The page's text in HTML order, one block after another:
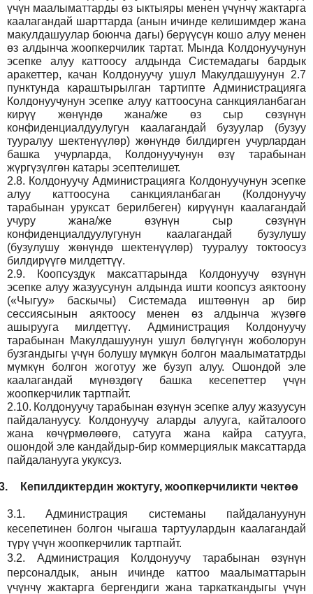
үчүн маалыматтарды өз ыктыяры менен үчүнчү жактарга
каалагандай шарттарда (анын ичинде келишимдер жана
макулдашуулар боюнча дагы) берүүсүн кошо алуу менен
өз алдынча жоопкерчилик тартат. Мында Колдонуучунун
эсепке алуу каттоосу алдында Системадагы бардык
аракеттер, качан Колдонуучу ушул Макулдашуунун 2.7
пунктунда караштырылган тартипте Администрацияга
Колдонуучунун эсепке алуу каттоосуна санкцияланбаган
кирүү жөнүндө жана/же өз сыр сөзүнүн
конфиденциалдуулугун каалагандай бузуулар (бузуу
тууралуу шектенүүлөр) жөнүндө билдирген учурлардан
башка учурларда, Колдонуучунун өзү тарабынан
жүргүзүлгөн катары эсептелишет.
2.8. Колдонуучу Администрацияга Колдонуучунун эсепке
алуу каттоосуна санкцияланбаган (Колдонуучу
тарабынан уруксат берилбеген) кирүүнүн каалагандай
учуру жана/же өзүнүн сыр сөзүнүн
конфиденциалдуулугунун каалагандай бузулушу
(бузулушу жөнүндө шектенүүлөр) тууралуу токтоосуз
билдирүүгө милдеттүү.
2.9.
Коопсуздук максаттарында Колдонуучу өзүнүн
эсепке алуу жазуусунун алдында ишти коопсуз аяктоону
(«Чыгуу» баскычы) Системада иштөөнүн ар бир
сессиясынын аяктоосу менен өз алдынча жүзөгө
ашырууга милдеттүү. Администрация Колдонуучу
тарабынан Макулдашуунун ушул бөлүгүнүн жоболорун
бузгандыгы үчүн болушу мүмкүн болгон маалымататрды
мүмкүн болгон жоготуу же бузуп алуу. Ошондой эле
каалагандай мүнөздөгү башка кесепеттер үчүн
жоопкерчилик тартпайт.
2.10. Колдонуучу тарабынан өзүнүн эсепке алуу жазуусун
пайдалануусу. Колдонуучу аларды алууга, кайталоого
жана көчүрмөлөөгө, сатууга жана кайра сатууга,
ошондой эле кандайдыр-бир коммерциялык максаттарда
пайдаланууга укуксуз.
Кепилдиктердин жоктугу, жоопкерчиликти чектөө
3.1.Администрация системаны пайдалануунун
кесепетинен болгон чыгаша тартуулардын каалагандай
түрү үчүн жоопкерчилик тартпайт.
3.2. Администрация
Колдонуучу тарабынан өзүнүн
персоналдык, анын ичинде каттоо маалыматтарын
үчүнчү жактарга бергендиги жана таркаткандыгы үчүн